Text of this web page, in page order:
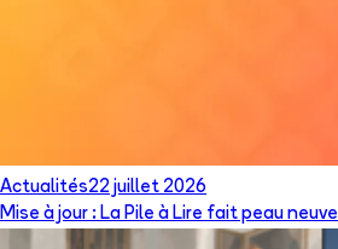
Actualités22 juillet 2026
Mise à jour : La Pile à Lire fait peau neuve